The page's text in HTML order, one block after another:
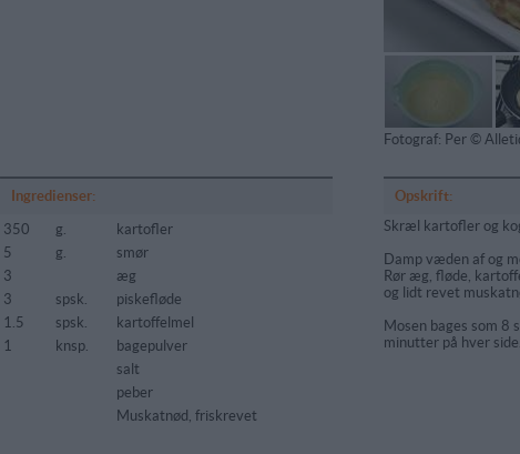
Fotograf: Per ©
Ingredienser:
350
g.
kartofler
5
g.
smør
3
æg
3
spsk.
piskefløde
1.5
spsk.
kartoffelmel
1
knsp.
bagepulver
salt
peber
Muskatnød, friskrevet
Opskrift:
Skræl kartofler og
Damp væden af og
Rør æg, fløde,
og lidt revet
Mosen bages som 8
minutter på hver